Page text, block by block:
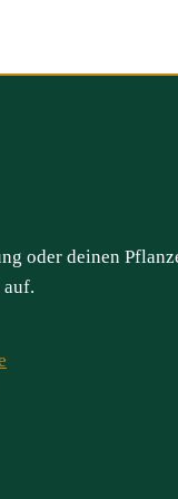
oder deinen
auf.